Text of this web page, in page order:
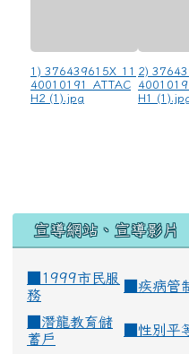
1) 376439615X_11
40010191_ATTAC
H2 (1).jpg
2)
H1
宣導網站、宣導影片
■1999市民服
務
疾病管
潛龍教育儲
蓄戶
性別平